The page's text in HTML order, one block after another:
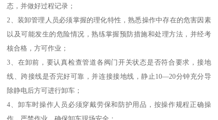
态，并做好过程记录；
2、装卸管理人员必须掌握的理化特性，熟悉操作中存在的危害因素
以及可能发生的危险情况，熟练掌握预防措施和处理方法，并经考
核合格，方可作业；
3、在卸前，要认真检查管道各阀门开关状态是否符合要求，接地
线、跨接线是否完好可靠，并连接接地线，静止10—20分钟充分导
除静电后方可进行卸车；
4、卸车时操作人员必须穿戴劳保和防护用品，按操作规程正确操